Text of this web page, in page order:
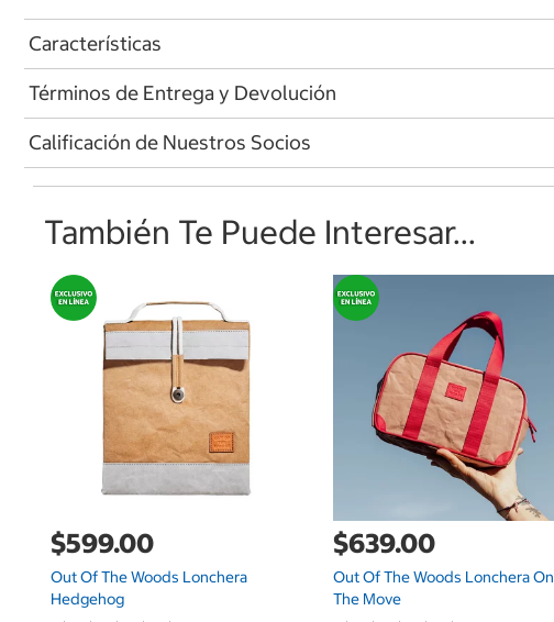
Características
Términos de Entrega y Devolución
Calificación de Nuestros Socios
También Te Puede Interesar...
$599.00
Out Of The Woods Lonchera
Hedgehog
$639.00
Out Of The Woods Lonchera On
The Move